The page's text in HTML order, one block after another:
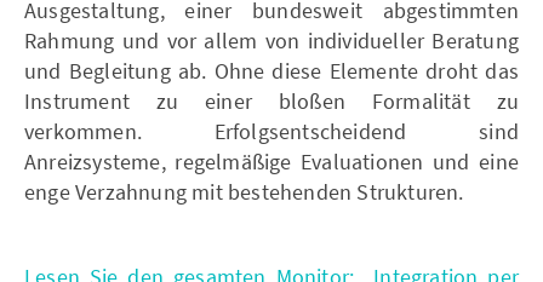
Ausgestaltung, einer bundesweit abgestimmten
Rahmung und vor allem von individueller Beratung
und Begleitung ab. Ohne diese Elemente droht das
Instrument zu einer bloßen Formalität zu
verkommen. Erfolgsentscheidend sind
Anreizsysteme, regelmäßige Evaluationen und eine
enge Verzahnung mit bestehenden Strukturen.
Lesen Sie den gesamten Monitor: „Integration per